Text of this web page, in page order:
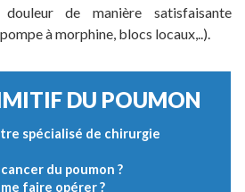
de manière satisfaisante
à morphine, blocs locaux,..).
DU POUMON
spécialisé de chirurgie
du poumon ?
faire opérer ?